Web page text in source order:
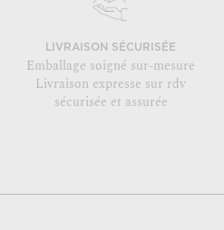
LIVRAISON SÉCURISÉE
Emballage soigné sur-mesure
Livraison expresse sur rdv
sécurisée et assurée